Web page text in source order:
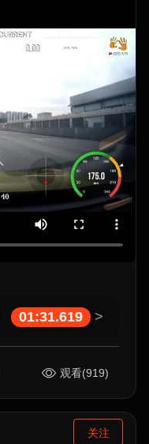
01:31.619 >
观看(919)
关注